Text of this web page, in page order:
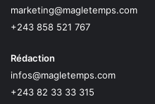
marketing@magletemps.com
+243 858 521 767
Rédaction
infos@magletemps.com
+243 82 33 33 315